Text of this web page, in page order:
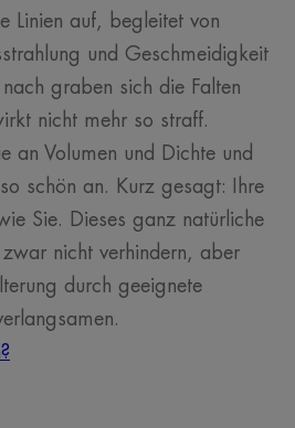
Linien auf, begleitet von
und Geschmeidigkeit
graben sich die Falten
nicht mehr so straff.
an Volumen und Dichte und
schön an. Kurz gesagt: Ihre
Sie. Dieses ganz natürliche
zwar nicht verhindern, aber
durch geeignete